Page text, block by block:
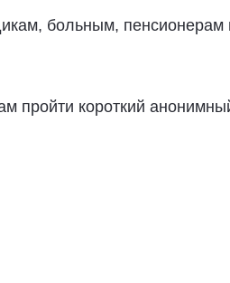
больным,
пройти короткий